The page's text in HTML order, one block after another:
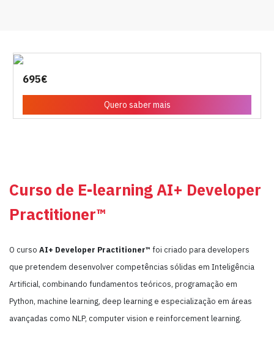
Curso de E-learning AI+ Developer
Practitioner™
O curso AI+ Developer Practitioner™ foi criado para developers
que pretendem desenvolver competências sólidas em Inteligência
Artificial, combinando fundamentos teóricos, programação em
Python, machine learning, deep learning e especialização em áreas
avançadas como NLP, computer vision e reinforcement learning.
695€
Quero saber mais